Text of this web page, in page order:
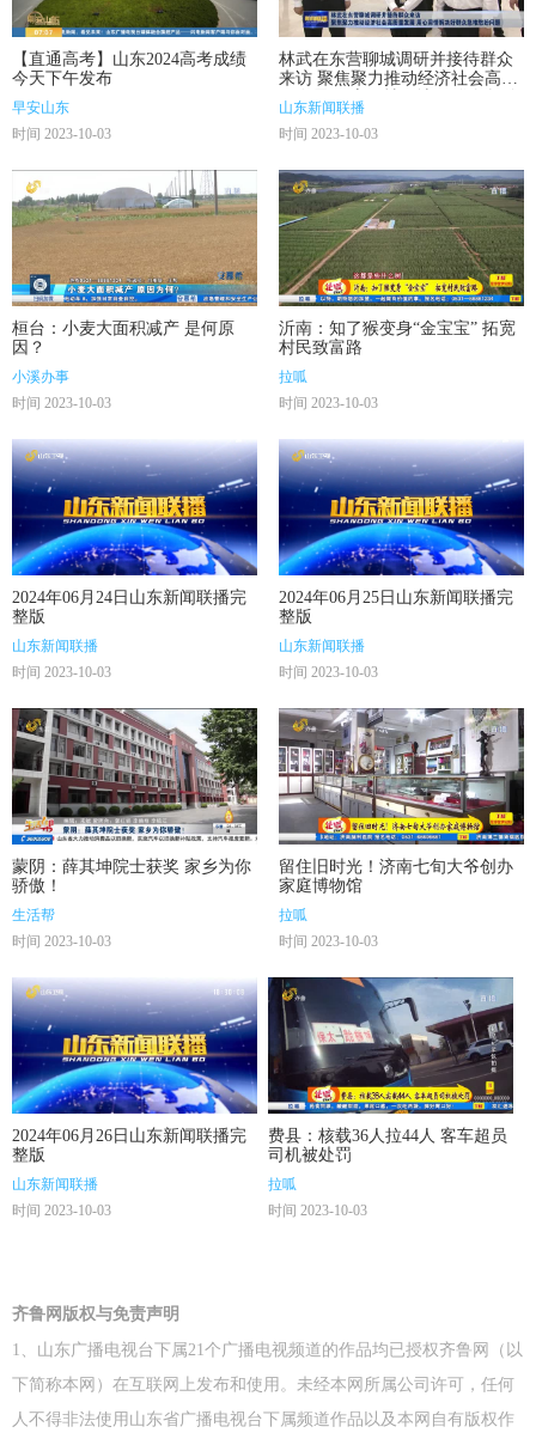
【直通高考】山东2024高考成绩
今天下午发布
早安山东
时间 2023-10-03
林武在东营聊城调研并接待群众
来访 聚焦聚力推动经济社会高质
量发展 用心用情解决好群众急难
愁盼问题
山东新闻联播
时间 2023-10-03
桓台：小麦大面积减产 是何原
因？
小溪办事
时间 2023-10-03
沂南：知了猴变身“金宝宝” 拓宽
村民致富路
拉呱
时间 2023-10-03
2024年06月24日山东新闻联播完
整版
山东新闻联播
时间 2023-10-03
2024年06月25日山东新闻联播完
整版
山东新闻联播
时间 2023-10-03
蒙阴：薛其坤院士获奖 家乡为你
骄傲！
生活帮
时间 2023-10-03
留住旧时光！济南七旬大爷创办
家庭博物馆
拉呱
时间 2023-10-03
2024年06月26日山东新闻联播完
整版
山东新闻联播
时间 2023-10-03
费县：核载36人拉44人 客车超员
司机被处罚
拉呱
时间 2023-10-03
齐鲁网版权与免责声明
1、山东广播电视台下属21个广播电视频道的作品均已授权齐鲁网（以
下简称本网）在互联网上发布和使用。未经本网所属公司许可，任何
人不得非法使用山东省广播电视台下属频道作品以及本网自有版权作